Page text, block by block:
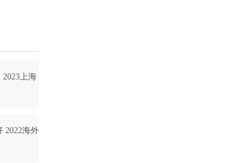
上海
2022海外